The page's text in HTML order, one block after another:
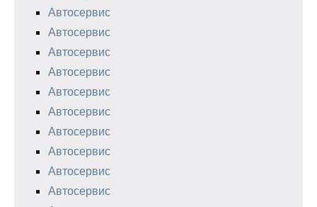
Автосервис
Автосервис
Автосервис
Автосервис
Автосервис
Автосервис
Автосервис
Автосервис
Автосервис
Автосервис